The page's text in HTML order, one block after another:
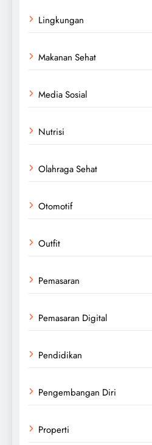
Lingkungan
Makanan Sehat
Media Sosial
Nutrisi
Olahraga Sehat
Otomotif
Outfit
Pemasaran
Pemasaran Digital
Pendidikan
Pengembangan Diri
Properti